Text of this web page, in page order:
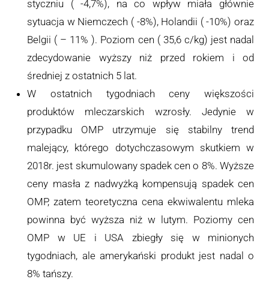
styczniu ( -4,7%), na co wpływ miała głównie
sytuacja w Niemczech ( -8%), Holandii ( -10%) oraz
Belgii ( – 11% ). Poziom cen ( 35,6 c/kg) jest nadal
zdecydowanie wyższy niż przed rokiem i od
średniej z ostatnich 5 lat.
W ostatnich tygodniach ceny większości
produktów mleczarskich wzrosły. Jedynie w
przypadku OMP utrzymuje się stabilny trend
malejący, którego dotychczasowym skutkiem w
2018r. jest skumulowany spadek cen o 8%. Wyższe
ceny masła z nadwyżką kompensują spadek cen
OMP, zatem teoretyczna cena ekwiwalentu mleka
powinna być wyższa niż w lutym. Poziomy cen
OMP w UE i USA zbiegły się w minionych
tygodniach, ale amerykański produkt jest nadal o
8% tańszy.